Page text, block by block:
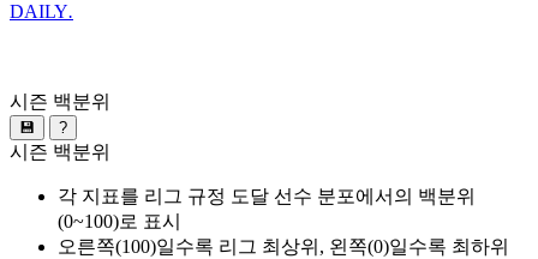
DAILY.
시즌 백분위
💾 ?
시즌 백분위
각 지표를 리그 규정 도달 선수 분포에서의 백분위
(0~100)로 표시
오른쪽(100)일수록 리그 최상위, 왼쪽(0)일수록 최하위